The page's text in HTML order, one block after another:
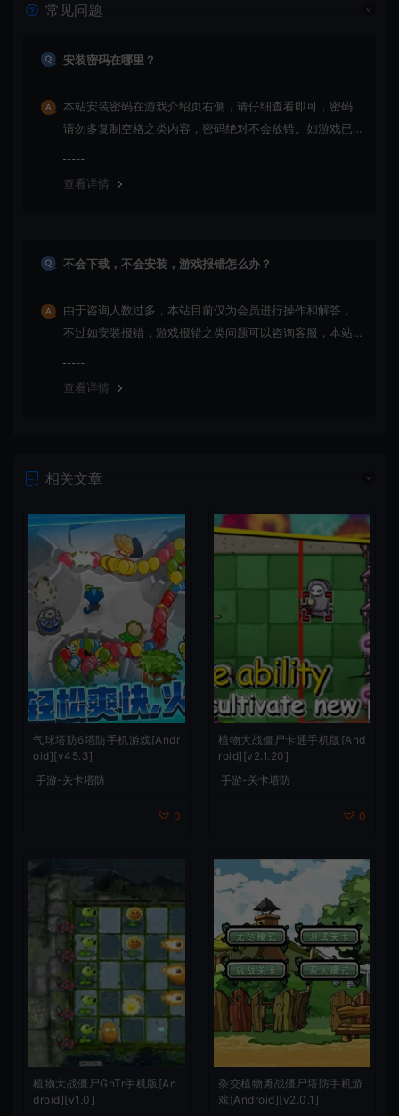
常见问题
安装密码在哪里？
本站安装密码在游戏介绍页右侧，请仔细查看即可，密码
请勿多复制空格之类内容，密码绝对不会放错。如游戏已
查看详情
不会下载，不会安装，游戏报错怎么办？
由于咨询人数过多，本站目前仅为会员进行操作和解答，
不过如安装报错，游戏报错之类问题可以咨询客服，本站
查看详情
相关文章
气球塔防6塔防手机游戏[Andr
oid][v45.3]
手游-关卡塔防
0
植物大战僵尸卡通手机版[And
roid][v2.1.20]
手游-关卡塔防
0
植物大战僵尸GhTr手机版[An
droid][v1.0]
杂交植物勇战僵尸塔防手机游
戏[Android][v2.0.1]